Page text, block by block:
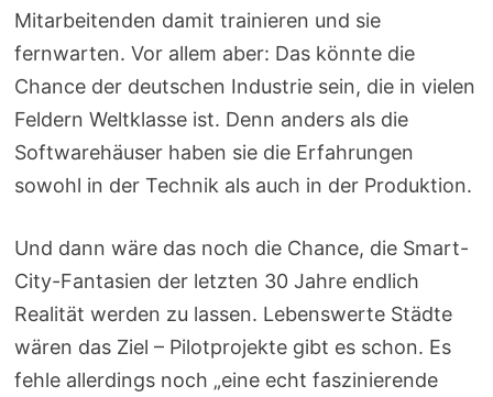
Mitarbeitenden damit trainieren und sie
fernwarten. Vor allem aber: Das könnte die
Chance der deutschen Industrie sein, die in vielen
Feldern Weltklasse ist. Denn anders als die
Softwarehäuser haben sie die Erfahrungen
sowohl in der Technik als auch in der Produktion.
Und dann wäre das noch die Chance, die Smart-
City-Fantasien der letzten 30 Jahre endlich
Realität werden zu lassen. Lebenswerte Städte
wären das Ziel – Pilotprojekte gibt es schon. Es
fehle allerdings noch „eine echt faszinierende